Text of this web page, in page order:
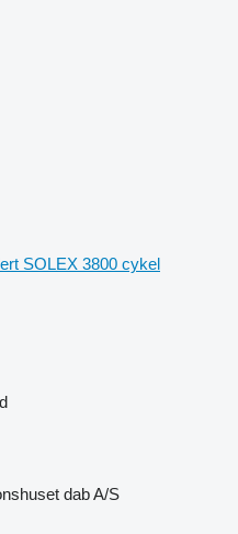
SOLEX 3800 cykel
dab A/S